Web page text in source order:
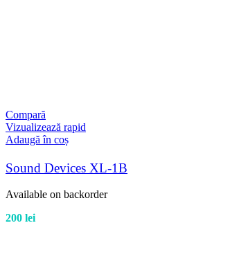
Compară
Vizualizează rapid
Adaugă în coș
Sound Devices XL-1B
Available on backorder
200 lei